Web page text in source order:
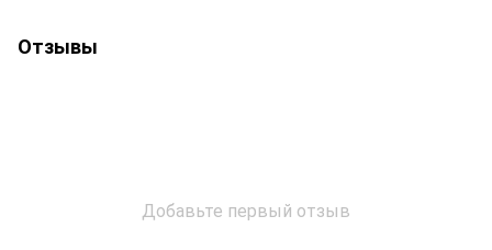
Отзывы
Добавьте первый отзыв